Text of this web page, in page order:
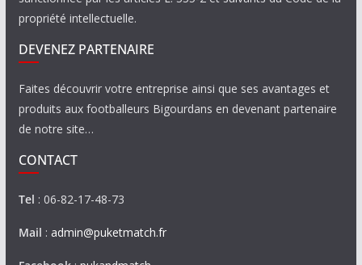
propriété intellectuelle.
DEVENEZ PARTENAIRE
Faites découvrir votre entreprise ainsi que ses avantages et
produits aux footballeurs Bigourdans en devenant partenaire
de notre site…
CONTACT
Tel : 06-82-17-48-73
Mail : admin@puketmatch.fr